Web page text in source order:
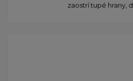
zaostrí tupé hrany,